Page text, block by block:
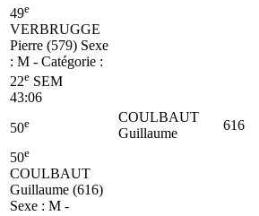
49e
VERBRUGGE
Pierre (579) Sexe
: M - Catégorie :
22e SEM
43:06
50e
COULBAUT
Guillaume
616
50e
COULBAUT
Guillaume (616)
Sexe : M -